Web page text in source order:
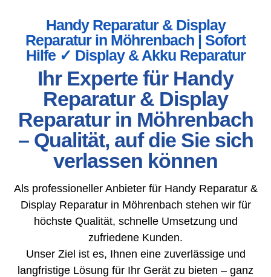
Handy Reparatur & Display
Reparatur in Möhrenbach | Sofort
Hilfe ✓ Display & Akku Reparatur
Ihr Experte für Handy
Reparatur & Display
Reparatur in Möhrenbach
– Qualität, auf die Sie sich
verlassen können
Als professioneller Anbieter für Handy Reparatur &
Display Reparatur in Möhrenbach stehen wir für
höchste Qualität, schnelle Umsetzung und
zufriedene Kunden.
Unser Ziel ist es, Ihnen eine zuverlässige und
langfristige Lösung für Ihr Gerät zu bieten – ganz